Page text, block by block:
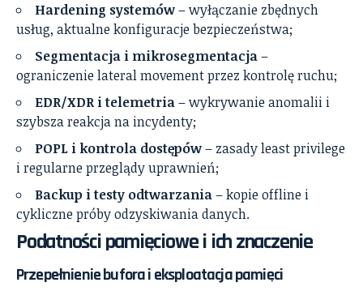
Hardening systemów– wyłączanie zbędnych
usług, aktualne konfiguracje bezpieczeństwa;
Segmentacja i mikrosegmentacja–
ograniczenie lateral movement przez kontrolę ruchu;
EDR/XDR i telemetria– wykrywanie anomalii i
szybsza reakcja na incydenty;
POPL i kontrola dostępów– zasady least privilege
i regularne przeglądy uprawnień;
Backup i testy odtwarzania– kopie offline i
cykliczne próby odzyskiwania danych.
Podatności pamięciowe i ich znaczenie
Przepełnienie bufora i eksploatacja pamięci